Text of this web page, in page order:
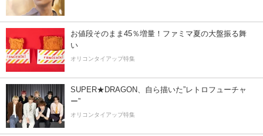
お値段そのまま45％増量！ファミマ夏の大盤振る舞
い
オリコンタイアップ特集
SUPER★DRAGON、自ら描いた”レトロフューチャ
ー”
オリコンタイアップ特集